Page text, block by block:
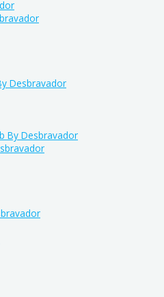
Desbravador
By Desbravador